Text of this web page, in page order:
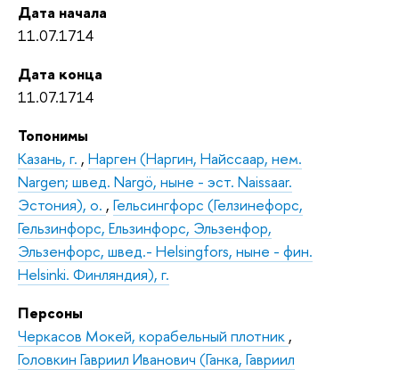
Дата начала
11.07.1714
Дата конца
11.07.1714
Топонимы
Казань, г. , Нарген (Наргин, Найссаар, нем.
Nargen; швед. Nargö, ныне - эст. Naissaar.
Эстония), о. , Гельсингфорс (Гелзинефорс,
Гельзинфорс, Ельзинфорс, Эльзенфор,
Эльзенфорс, швед.- Helsingfors, ныне - фин.
Helsinki. Финляндия), г.
Персоны
Черкасов Мокей, корабельный плотник ,
Головкин Гавриил Иванович (Ганка, Гавриил